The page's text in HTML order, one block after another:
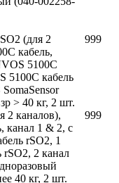
(для 2
кабель,
5100C
5100C кабель
> 40 кг, 2 шт.
999
2 каналов),
канал 1 & 2, с
rSO2, 1
2 канал
40 кг, 2 шт.
999